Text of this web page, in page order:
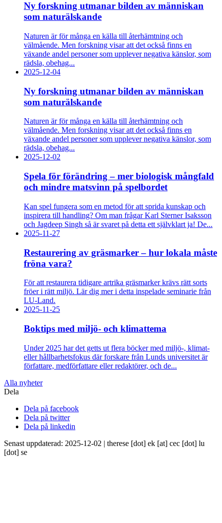
Ny forskning utmanar bilden av människan
som naturälskande
Naturen är för många en källa till återhämtning och
välmående. Men forskning visar att det också finns en
växande andel personer som upplever negativa känslor, som
rädsla, obehag...
2025-12-04
Ny forskning utmanar bilden av människan
som naturälskande
Naturen är för många en källa till återhämtning och
välmående. Men forskning visar att det också finns en
växande andel personer som upplever negativa känslor, som
rädsla, obehag...
2025-12-02
Spela för förändring – mer biologisk mångfald
och mindre matsvinn på spelbordet
Kan spel fungera som en metod för att sprida kunskap och
inspirera till handling? Om man frågar Karl Sterner Isaksson
och Jagdeep Singh så är svaret på detta ett självklart ja! De...
2025-11-27
Restaurering av gräsmarker – hur lokala måste
fröna vara?
För att restaurera tidigare artrika gräsmarker krävs rätt sorts
fröer i rätt miljö. Lär dig mer i detta inspelade seminarie från
LU-Land.
2025-11-25
Boktips med miljö- och klimattema
Under 2025 har det getts ut flera böcker med miljö-, klimat-
eller hållbarhetsfokus där forskare från Lunds universitet är
författare, medförfattare eller redaktörer, och de...
Alla nyheter
Dela
Dela på facebook
Dela på twitter
Dela på linkedin
Senast uppdaterad: 2025-12-02 | therese [dot] ek [at] cec [dot] lu
[dot] se